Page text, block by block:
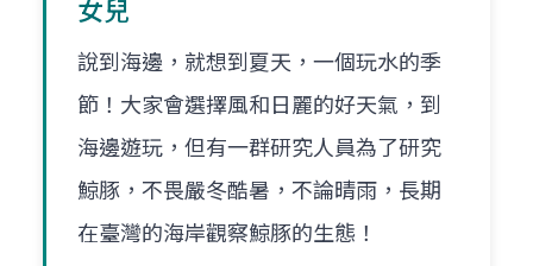
女兒
說到海邊，就想到夏天，一個玩水的季
節！大家會選擇風和日麗的好天氣，到
海邊遊玩，但有一群研究人員為了研究
鯨豚，不畏嚴冬酷暑，不論晴雨，長期
在臺灣的海岸觀察鯨豚的生態！